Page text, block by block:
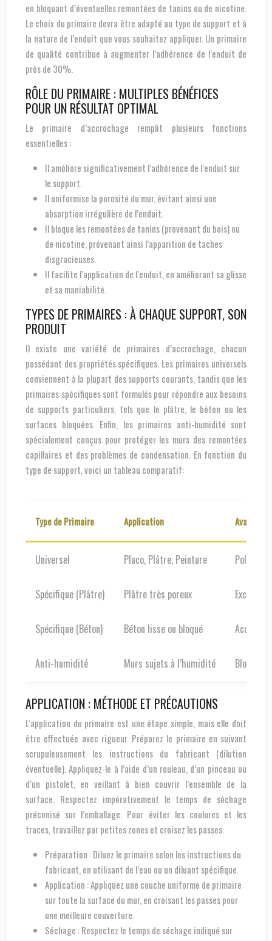
en bloquant d’éventuelles remontées de tanins ou de nicotine.
Le choix du primaire devra être adapté au type de support et à
la nature de l’enduit que vous souhaitez appliquer. Un primaire
de qualité contribue à augmenter l’adhérence de l’enduit de
près de 30%.
RÔLE DU PRIMAIRE : MULTIPLES BÉNÉFICES
POUR UN RÉSULTAT OPTIMAL
Le primaire d’accrochage remplit plusieurs fonctions
essentielles :
Il améliore significativement l’adhérence de l’enduit sur
le support.
Il uniformise la porosité du mur, évitant ainsi une
absorption irrégulière de l’enduit.
Il bloque les remontées de tanins (provenant du bois) ou
de nicotine, prévenant ainsi l’apparition de taches
disgracieuses.
Il facilite l’application de l’enduit, en améliorant sa glisse
et sa maniabilité.
TYPES DE PRIMAIRES : À CHAQUE SUPPORT, SON
PRODUIT
Il existe une variété de primaires d’accrochage, chacun
possédant des propriétés spécifiques. Les primaires universels
conviennent à la plupart des supports courants, tandis que les
primaires spécifiques sont formulés pour répondre aux besoins
de supports particuliers, tels que le plâtre, le béton ou les
surfaces bloquées. Enfin, les primaires anti-humidité sont
spécialement conçus pour protéger les murs des remontées
capillaires et des problèmes de condensation. En fonction du
type de support, voici un tableau comparatif:
Type de Primaire Application Avantages
Universel Placo, Plâtre, Peinture
Spécifique (Plâtre) Plâtre très poreux
Spécifique (Béton) Béton lisse ou bloqué
Anti-humidité Murs sujets à l’humidité Bloque
APPLICATION : MÉTHODE ET PRÉCAUTIONS
L’application du primaire est une étape simple, mais elle doit
être effectuée avec rigueur. Préparez le primaire en suivant
scrupuleusement les instructions du fabricant (dilution
éventuelle). Appliquez-le à l’aide d’un rouleau, d’un pinceau ou
d’un pistolet, en veillant à bien couvrir l’ensemble de la
surface. Respectez impérativement le temps de séchage
préconisé sur l’emballage. Pour éviter les coulures et les
traces, travaillez par petites zones et croisez les passes.
Préparation : Diluez le primaire selon les instructions du
fabricant, en utilisant de l’eau ou un diluant spécifique.
Application : Appliquez une couche uniforme de primaire
sur toute la surface du mur, en croisant les passes pour
une meilleure couverture.
Séchage : Respectez le temps de séchage indiqué sur